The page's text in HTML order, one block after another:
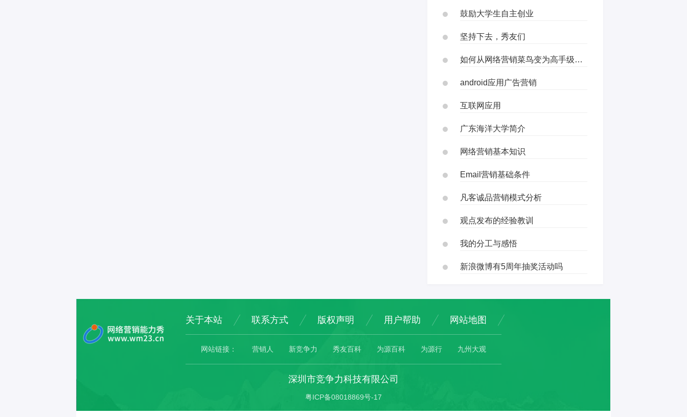
鼓励大学生自主创业
坚持下去，秀友们
如何从网络营销菜鸟变为高手级风云人物
android应用广告营销
互联网应用
广东海洋大学简介
网络营销基本知识
Email营销基础条件
凡客诚品营销模式分析
观点发布的经验教训
我的分工与感悟
新浪微博有5周年抽奖活动吗
关于本站 联系方式 版权声明 用户帮助 网站地图
网站链接： 营销人 新竞争力 秀友百科 为源百科 为源行 九州大观
深圳市竞争力科技有限公司
粤ICP备08018869号-17